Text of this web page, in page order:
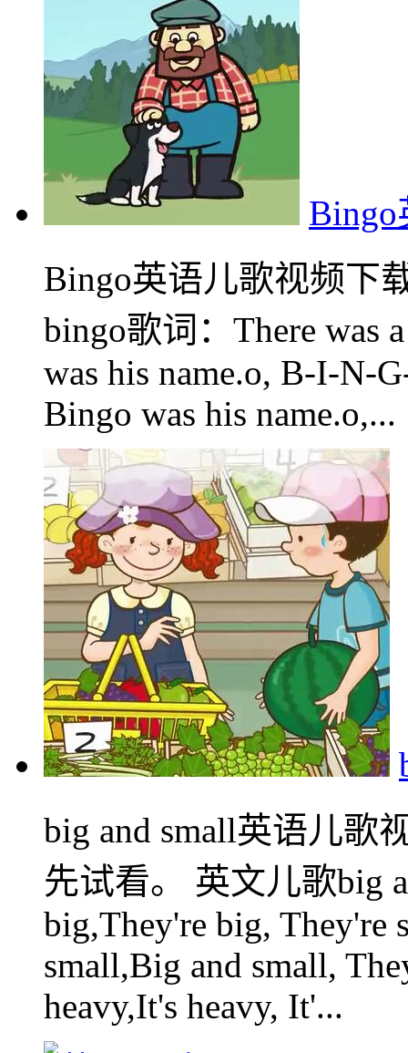
Bingo
Bingo英语儿歌视频下
bingo歌词：There was
was his name.o, B-I-N-
Bingo was his name.o,...
big and small英语儿歌
先试看。 英文儿歌big
big,They're big, They're
small,Big and small,
heavy,It's heavy, It'...